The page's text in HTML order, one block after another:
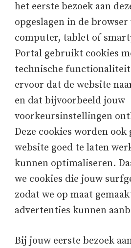
het eerste bezoek aan
opgeslagen in de browser
computer, tablet of
Portal gebruikt cookies
technische
ervoor dat de website
en dat bijvoorbeeld jouw
voorkeursinstellingen
Deze cookies worden
website goed te laten
kunnen optimaliseren.
we cookies die jouw
zodat we op maat
advertenties kunnen
Bij jouw eerste bezoek